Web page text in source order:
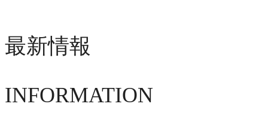
最新情報
INFORMATION